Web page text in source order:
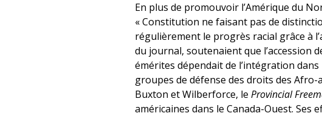
En plus de promouvoir l’Amérique du
« Constitution ne faisant pas de
régulièrement le progrès racial grâce à
du journal, soutenaient que l’accession
émérites dépendait de l’intégration
groupes de défense des droits des
Buxton et Wilberforce, le Provincial
américaines dans le Canada-Ouest.